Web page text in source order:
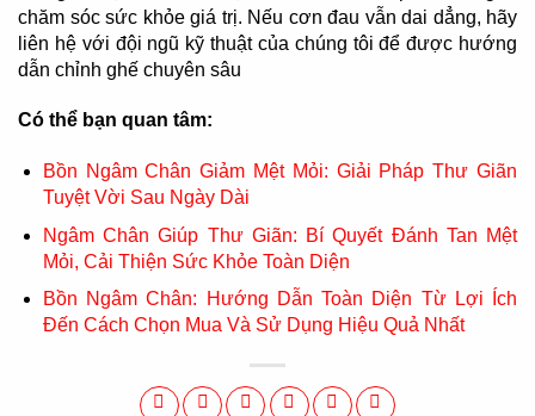
chăm sóc sức khỏe giá trị. Nếu cơn đau vẫn dai dẳng, hãy
liên hệ với đội ngũ kỹ thuật của chúng tôi để được hướng
dẫn chỉnh ghế chuyên sâu
Có thể bạn quan tâm:
Bồn Ngâm Chân Giảm Mệt Mỏi: Giải Pháp Thư Giãn
Tuyệt Vời Sau Ngày Dài
Ngâm Chân Giúp Thư Giãn: Bí Quyết Đánh Tan Mệt
Mỏi, Cải Thiện Sức Khỏe Toàn Diện
Bồn Ngâm Chân: Hướng Dẫn Toàn Diện Từ Lợi Ích
Đến Cách Chọn Mua Và Sử Dụng Hiệu Quả Nhất